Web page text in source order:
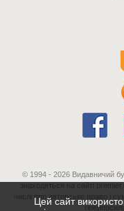
© 1994 - 2026 Видавничий
знаходяться на сайті
числі про авторське право і
Цей сайт